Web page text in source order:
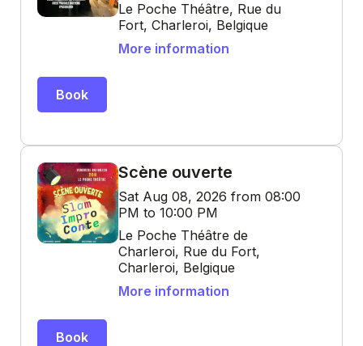
Le Poche Théâtre, Rue du
Fort, Charleroi, Belgique
More information
Book
Scène ouverte
Sat Aug 08, 2026 from 08:00
PM to 10:00 PM
Le Poche Théâtre de
Charleroi, Rue du Fort,
Charleroi, Belgique
More information
Book